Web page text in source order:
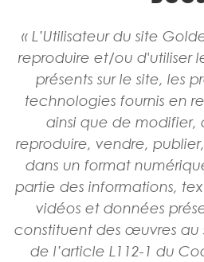
« L’Utilisateur du site
reproduire et/ou d'utiliser
présents sur le site, les
technologies fournis en
ainsi que de modifier,
reproduire, vendre,
dans un format
partie des informations,
vidéos et données
constituent des œuvres au
de l’article L112-1 du